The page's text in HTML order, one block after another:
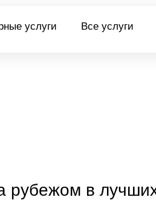
услуги Все услуги
рубежом в